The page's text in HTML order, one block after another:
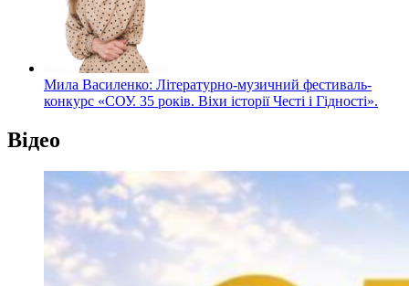
Мила Василенко: Літературно-музичний фестиваль-
конкурс «СОУ. 35 років. Віхи історії Честі і Гідності».
Відео